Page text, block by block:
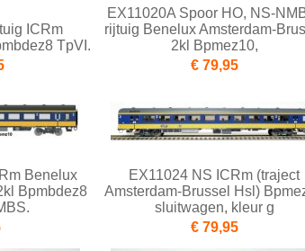
ICRm
TpVI.
EX11020A Spoor HO, NS-
rijtuig Benelux Amsterdam-
2kl Bpmez10,
€ 79,95
Benelux
Bpmbdez8
EX11024 NS ICRm (traject
Amsterdam-Brussel Hsl)
sluitwagen, kleur g
€ 79,95